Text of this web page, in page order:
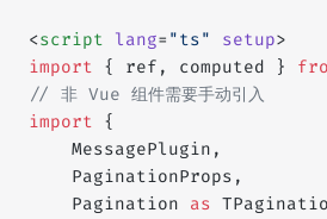
<script lang= "ts" setup>
import { ref, computed }
// 非 Vue 组件需要手动引入
import {
	MessagePlugin,
	PaginationProps,
	Pagination
as